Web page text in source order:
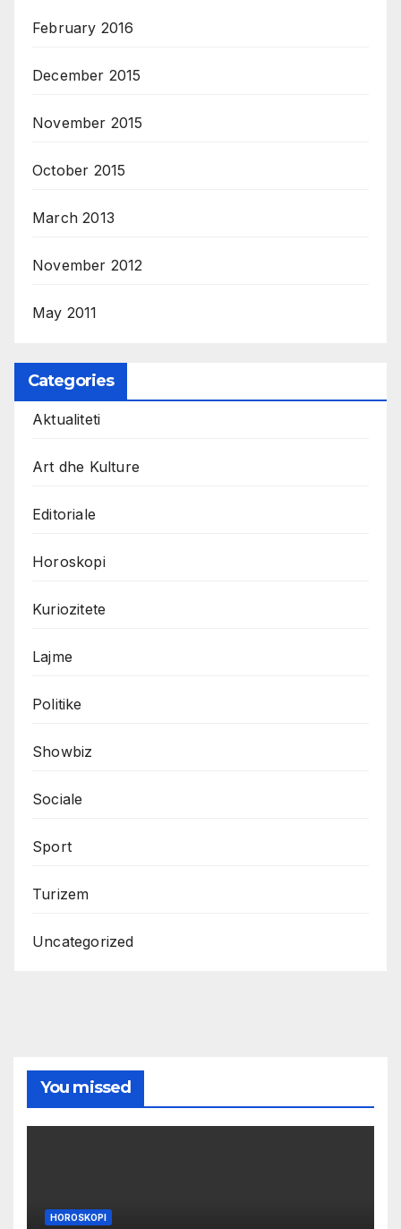
February 2016
December 2015
November 2015
October 2015
March 2013
November 2012
May 2011
Categories
Aktualiteti
Art dhe Kulture
Editoriale
Horoskopi
Kuriozitete
Lajme
Politike
Showbiz
Sociale
Sport
Turizem
Uncategorized
You missed
HOROSKOPI